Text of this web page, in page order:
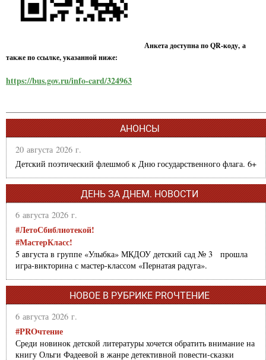
Анкета доступна по QR-коду, а
также по ссылке, указанной ниже:
https://bus.gov.ru/info-card/324963
АНОНСЫ
20 августа 2026 г.
Детский поэтический флешмоб к Дню государственного флага. 6+
ДЕНЬ ЗА ДНЕМ. НОВОСТИ
6 августа 2026 г.
#ЛетоСбиблиотекой!
#МастерКласс!
5 августа в группе «Улыбка» МКДОУ детский сад № 3 прошла
игра-викторина с мастер-классом «Пернатая радуга».
НОВОЕ В РУБРИКЕ PROЧТЕНИЕ
6 августа 2026 г.
#PROчтение
Среди новинок детской литературы хочется обратить внимание на
книгу Ольги Фадеевой в жанре детективной повести-сказки